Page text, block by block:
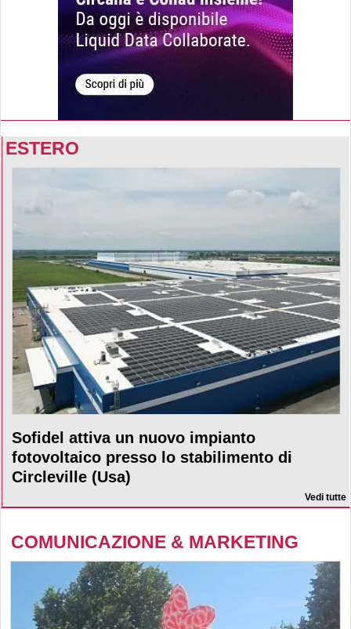
ESTERO
Sofidel attiva un nuovo impianto
fotovoltaico presso lo stabilimento di
Circleville (Usa)
Vedi tutte
COMUNICAZIONE & MARKETING